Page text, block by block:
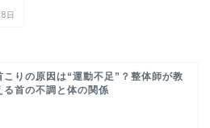
日
こりの原因は“運動不足”？整体師が教
る首の不調と体の関係